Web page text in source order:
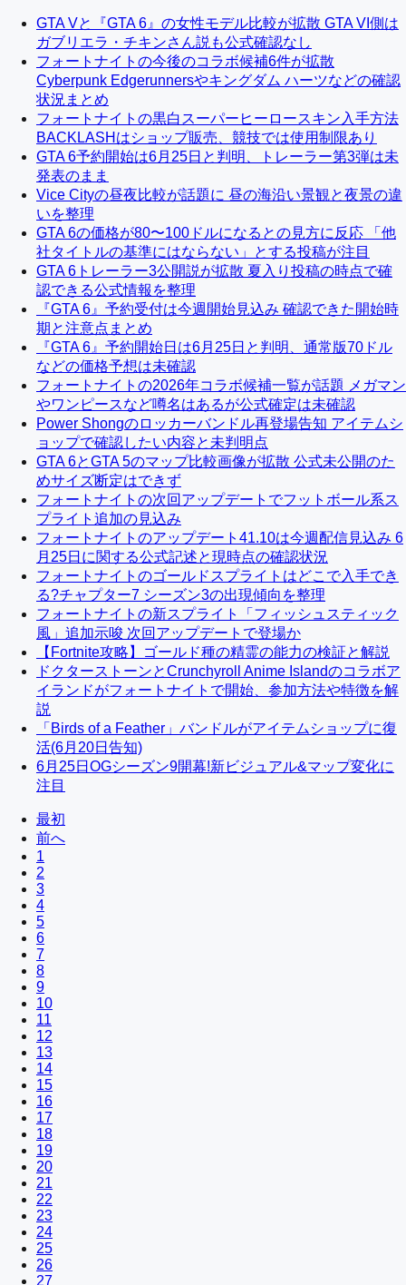
GTA Vと『GTA 6』の女性モデル比較が拡散 GTA VI側は
ガブリエラ・チキンさん説も公式確認なし
フォートナイトの今後のコラボ候補6件が拡散
Cyberpunk Edgerunnersやキングダム ハーツなどの確認
状況まとめ
フォートナイトの黒白スーパーヒーロースキン入手方法
BACKLASHはショップ販売、競技では使用制限あり
GTA 6予約開始は6月25日と判明、トレーラー第3弾は未
発表のまま
Vice Cityの昼夜比較が話題に 昼の海沿い景観と夜景の違
いを整理
GTA 6の価格が80〜100ドルになるとの見方に反応 「他
社タイトルの基準にはならない」とする投稿が注目
GTA 6トレーラー3公開説が拡散 夏入り投稿の時点で確
認できる公式情報を整理
『GTA 6』予約受付は今週開始見込み 確認できた開始時
期と注意点まとめ
『GTA 6』予約開始日は6月25日と判明、通常版70ドル
などの価格予想は未確認
フォートナイトの2026年コラボ候補一覧が話題 メガマン
やワンピースなど噂名はあるが公式確定は未確認
Power Shongのロッカーバンドル再登場告知 アイテムシ
ョップで確認したい内容と未判明点
GTA 6とGTA 5のマップ比較画像が拡散 公式未公開のた
めサイズ断定はできず
フォートナイトの次回アップデートでフットボール系ス
プライト追加の見込み
フォートナイトのアップデート41.10は今週配信見込み 6
月25日に関する公式記述と現時点の確認状況
フォートナイトのゴールドスプライトはどこで入手でき
る?チャプター7 シーズン3の出現傾向を整理
フォートナイトの新スプライト「フィッシュスティック
風」追加示唆 次回アップデートで登場か
【Fortnite攻略】ゴールド種の精霊の能力の検証と解説
ドクターストーンとCrunchyroll Anime Islandのコラボア
イランドがフォートナイトで開始、参加方法や特徴を解
説
「Birds of a Feather」バンドルがアイテムショップに復
活(6月20日告知)
6月25日OGシーズン9開幕!新ビジュアル&マップ変化に
注目
最初
前へ
1
2
3
4
5
6
7
8
9
10
11
12
13
14
15
16
17
18
19
20
21
22
23
24
25
26
27